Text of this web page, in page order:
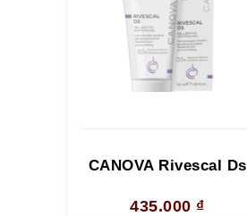
CANOVA Rivescal Ds
435.000 ₫